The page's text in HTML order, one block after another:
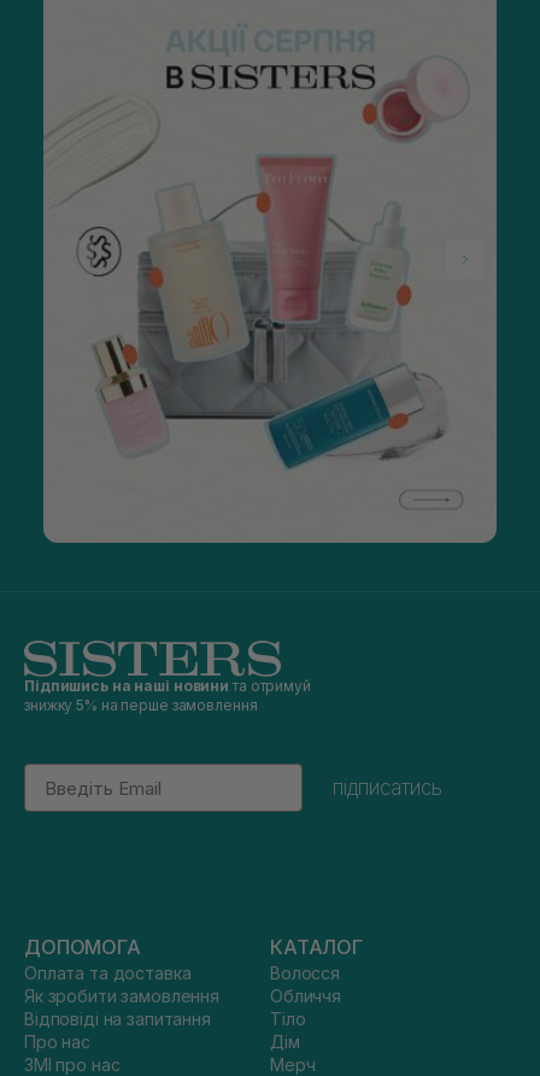
Підпишись на наші новини та отримуй
знижку 5% на перше замовлення
Email
підписатись
ДОПОМОГА
Оплата та доставка
Як зробити замовлення
Відповіді на запитання
Про нас
ЗМІ про нас
КАТАЛОГ
Волосся
Обличчя
Тіло
Дім
Мерч